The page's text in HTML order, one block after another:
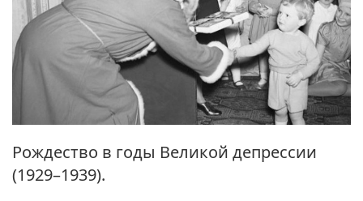
Рождество в годы Великой депрессии
(1929–1939).